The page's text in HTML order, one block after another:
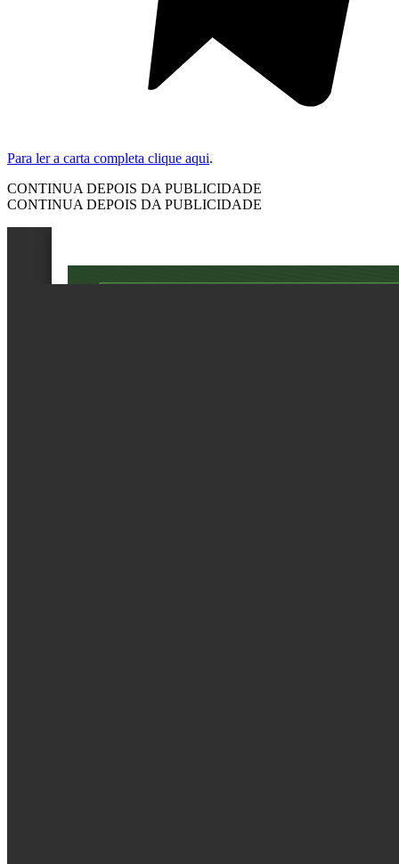
Para ler a carta completa clique aqui.
CONTINUA DEPOIS DA PUBLICIDADE
CONTINUA DEPOIS DA PUBLICIDADE